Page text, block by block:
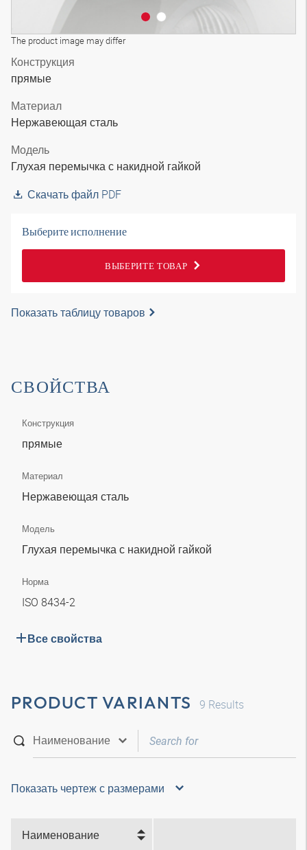
The product image may differ
Конструкция
прямые
Материал
Нержавеющая сталь
Модель
Глухая перемычка с накидной гайкой
Скачать файл PDF
Выберите исполнение
ВЫБЕРИТЕ ТОВАР
Показать таблицу товаров
СВОЙСТВА
Конструкция
прямые
Материал
Нержавеющая сталь
Модель
Глухая перемычка с накидной гайкой
Норма
ISO 8434-2
Все свойства
PRODUCT VARIANTS 9 Results
Показать чертеж с размерами
Наименование